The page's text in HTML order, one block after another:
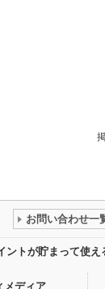
お問い合わせ一
ントが貯まって使
メディア